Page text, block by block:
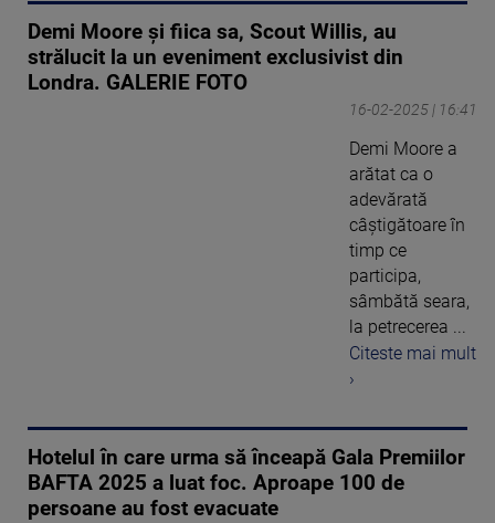
Demi Moore și fiica sa, Scout Willis, au
strălucit la un eveniment exclusivist din
Londra. GALERIE FOTO
16-02-2025 | 16:41
Demi Moore a
arătat ca o
adevărată
câștigătoare în
timp ce
participa,
sâmbătă seara,
la petrecerea ...
Citeste mai mult
›
Hotelul în care urma să înceapă Gala Premiilor
BAFTA 2025 a luat foc. Aproape 100 de
persoane au fost evacuate